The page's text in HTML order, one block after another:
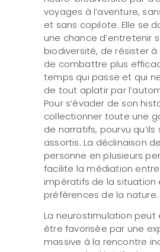
voyages à l’aventure,
et sans copilote. Elle se
une chance d’entretenir
biodiversité, de résister à
de combattre plus
temps qui passe et qui
de tout aplatir par
Pour s’évader de son
collectionner toute une
de narratifs, pourvu
assortis. La déclinaison
personne en plusieurs
facilite la médiation
impératifs de la situation
préférences de la nature.
La neurostimulation
être favorisée par une
massive à la rencontre